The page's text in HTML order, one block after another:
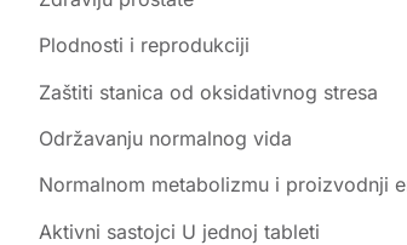
Plodnosti i reprodukciji
Zaštiti stanica od oksidativnog stresa
Održavanju normalnog vida
Normalnom metabolizmu i proizvodnji
Aktivni sastojci U jednoj tableti